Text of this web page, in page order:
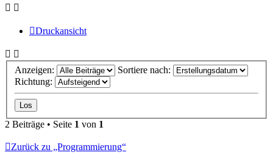
Druckansicht
Anzeigen:
Sortiere nach:
Richtung:
2 Beiträge • Seite 1 von 1
Zurück zu „Programmierung“